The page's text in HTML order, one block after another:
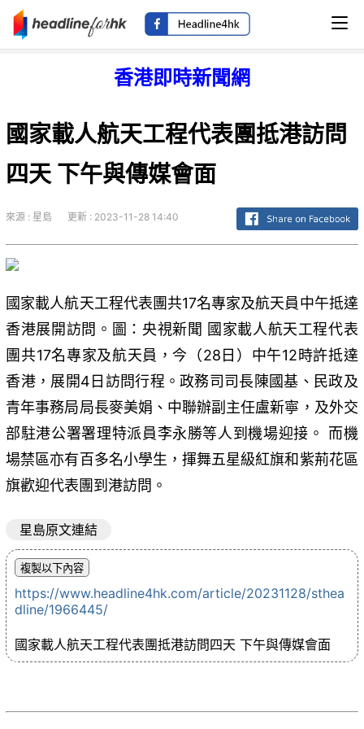
香港即時新聞網
國家載人航天工程代表團抵港訪問
四天 下午與傳媒會面
來源 : 星島 更新 : 2023-11-28 14:40
國家載人航天工程代表團共17名專家及航天員中午抵達
香港展開訪問。圖：央視新聞 國家載人航天工程代表
團共17名專家及航天員，今（28日）中午12時許抵達
香港，展開4日訪問行程。政務司司長陳國基、民政及
青年事務局局長麥美娟、中聯辦副主任盧新寧，及外交
部駐港公署署理特派員李永勝等人到機場迎接。 而機
場禁區亦有百多名小學生，揮舞五星級紅旗和紫荊花區
旗歡迎代表團到港訪問。
星島原文連結
https://www.headline4hk.com/article/20231128/sthea
dline/1966445/
國家載人航天工程代表團抵港訪問四天 下午與傳媒會面